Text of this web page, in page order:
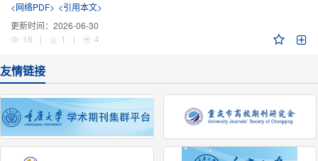
<网络PDF> <引用本文>
更新时间： 2026-06-30
16
| 1 | 4
友情链接